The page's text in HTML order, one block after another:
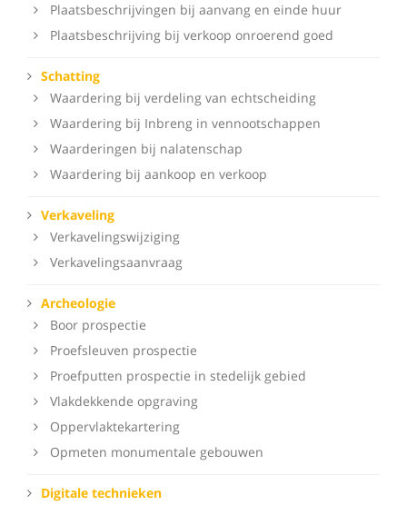
Plaatsbeschrijvingen bij aanvang en einde huur
Plaatsbeschrijving bij verkoop onroerend goed
Schatting
Waardering bij verdeling van echtscheiding
Waardering bij Inbreng in vennootschappen
Waarderingen bij nalatenschap
Waardering bij aankoop en verkoop
Verkaveling
Verkavelingswijziging
Verkavelingsaanvraag
Archeologie
Boor prospectie
Proefsleuven prospectie
Proefputten prospectie in stedelijk gebied
Vlakdekkende opgraving
Oppervlaktekartering
Opmeten monumentale gebouwen
Digitale technieken